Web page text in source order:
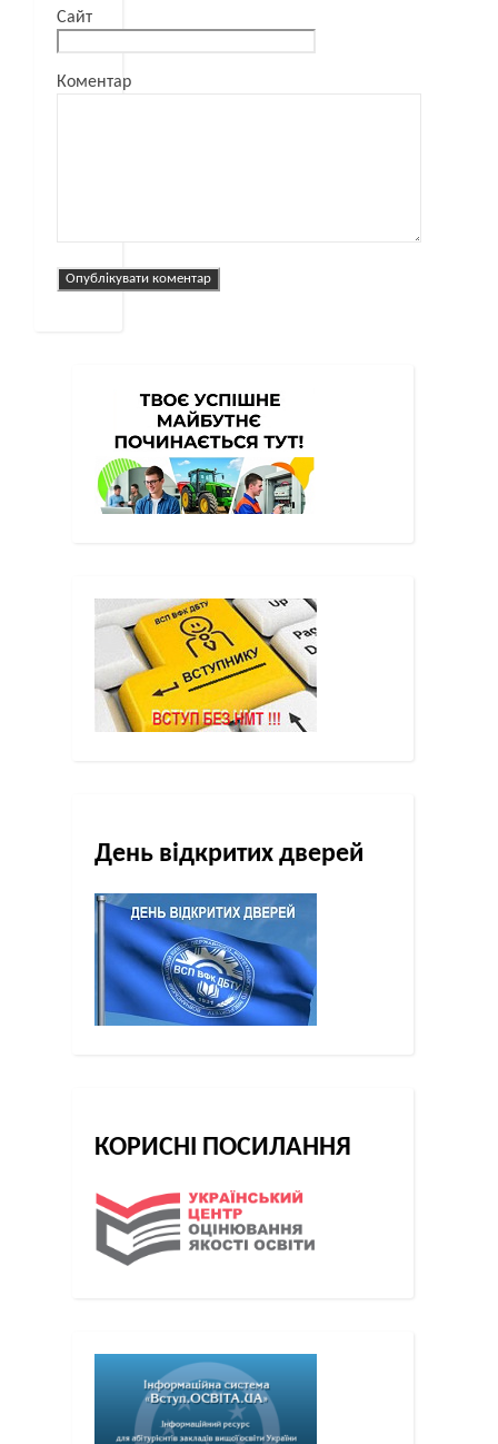
Сайт
Коментар
День відкритих дверей
КОРИСНІ ПОСИЛАННЯ